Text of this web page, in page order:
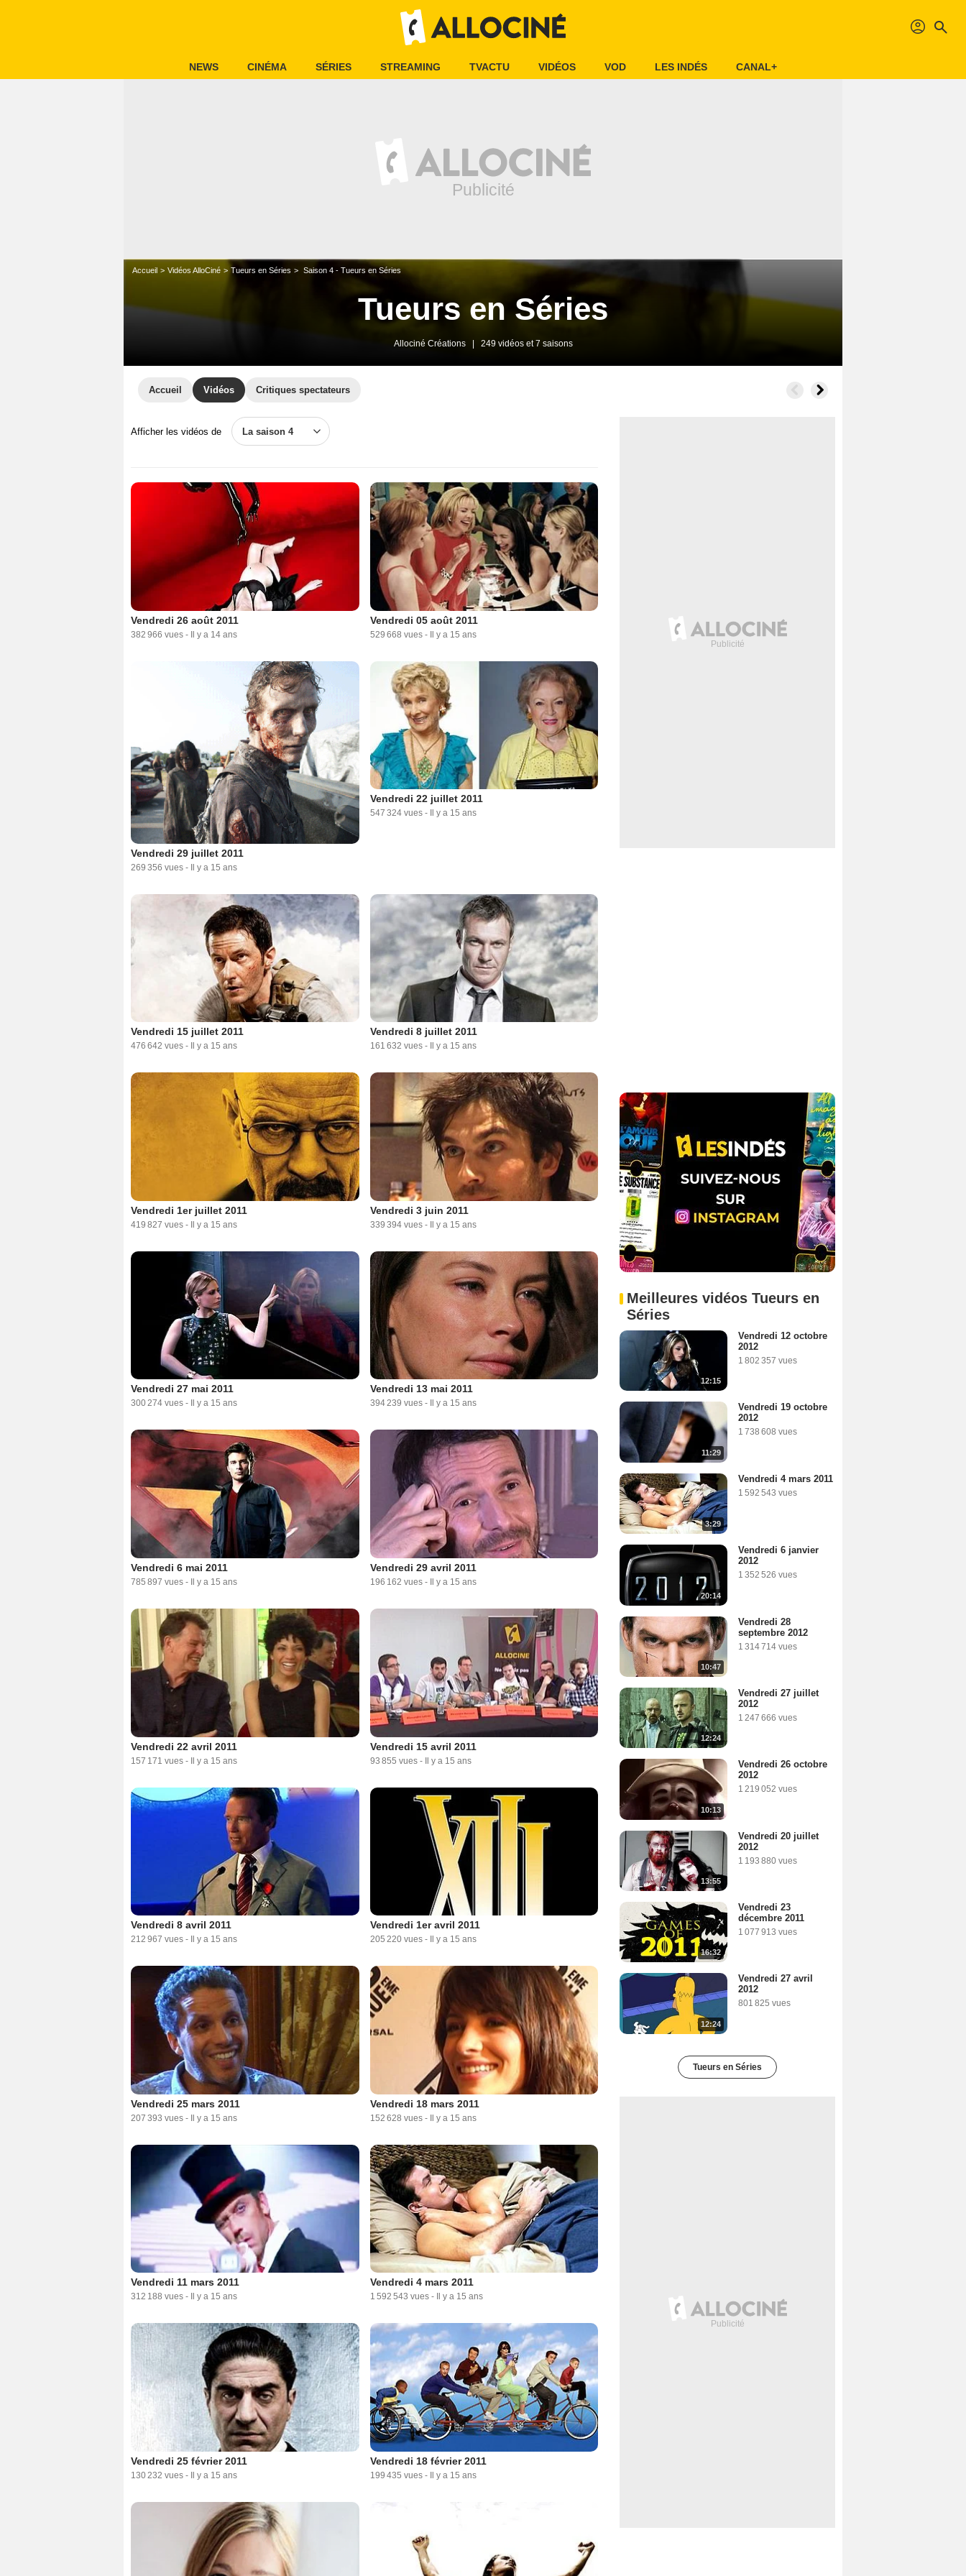
profil search
NEWS CINÉMA SÉRIES STREAMING TVACTU VIDÉOS VOD LES INDÉS CANAL+
Accueil Vidéos AlloCiné Tueurs en Séries Saison 4 - Tueurs en Séries
Tueurs en Séries
Allociné Créations 249 vidéos et 7 saisons
Accueil Vidéos Critiques spectateurs
Afficher les vidéos de La saison 4
Vendredi 26 août 2011
382 966 vues - Il y a 14 ans
Vendredi 05 août 2011
529 668 vues - Il y a 15 ans
Vendredi 29 juillet 2011
269 356 vues - Il y a 15 ans
Vendredi 22 juillet 2011
547 324 vues - Il y a 15 ans
Vendredi 15 juillet 2011
476 642 vues - Il y a 15 ans
Vendredi 8 juillet 2011
161 632 vues - Il y a 15 ans
Vendredi 1er juillet 2011
419 827 vues - Il y a 15 ans
Vendredi 3 juin 2011
339 394 vues - Il y a 15 ans
Vendredi 27 mai 2011
300 274 vues - Il y a 15 ans
Vendredi 13 mai 2011
394 239 vues - Il y a 15 ans
Vendredi 6 mai 2011
785 897 vues - Il y a 15 ans
Vendredi 29 avril 2011
196 162 vues - Il y a 15 ans
Vendredi 22 avril 2011
157 171 vues - Il y a 15 ans
Vendredi 15 avril 2011
93 855 vues - Il y a 15 ans
Vendredi 8 avril 2011
212 967 vues - Il y a 15 ans
Vendredi 1er avril 2011
205 220 vues - Il y a 15 ans
Vendredi 25 mars 2011
207 393 vues - Il y a 15 ans
Vendredi 18 mars 2011
152 628 vues - Il y a 15 ans
Vendredi 11 mars 2011
312 188 vues - Il y a 15 ans
Vendredi 4 mars 2011
1 592 543 vues - Il y a 15 ans
Vendredi 25 février 2011
130 232 vues - Il y a 15 ans
Vendredi 18 février 2011
199 435 vues - Il y a 15 ans
Meilleures vidéos Tueurs en
Séries
12:15
Vendredi 12 octobre
2012
1 802 357 vues
11:29
Vendredi 19 octobre
2012
1 738 608 vues
3:29
Vendredi 4 mars 2011
1 592 543 vues
20:14
Vendredi 6 janvier
2012
1 352 526 vues
10:47
Vendredi 28
septembre 2012
1 314 714 vues
12:24
Vendredi 27 juillet
2012
1 247 666 vues
10:13
Vendredi 26 octobre
2012
1 219 052 vues
13:55
Vendredi 20 juillet
2012
1 193 880 vues
16:32
Vendredi 23
décembre 2011
1 077 913 vues
12:24
Vendredi 27 avril
2012
801 825 vues
Tueurs en Séries